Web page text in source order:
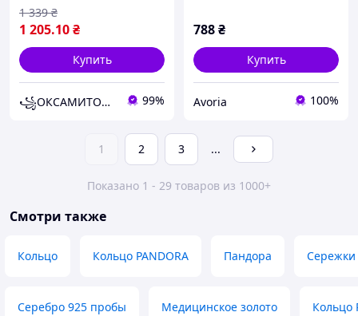
1 205.10₴
1 339 ₴
Купить
꧁ОКСАМИТОВА СКРИНЬКА ꧂ 99%
788₴
Купить
Avoria 100%
1 2 3 ...
Показано 1 - 29 товаров из 1000+
Смотри также
Кольцо Кольцо PANDORA Пандора Сережки
Серебро 925 пробы Медицинское золото Кольцо